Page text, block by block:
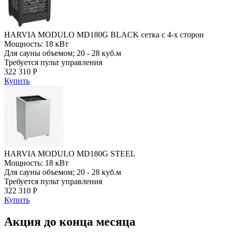
HARVIA MODULO MD180G BLACK сетка с 4-х сторон
Мощность: 18 кВт
Для сауны объемом; 20 - 28 куб.м
Требуется пульт управления
322 310 Р
Купить
HARVIA MODULO MD180G STEEL
Мощность: 18 кВт
Для сауны объемом; 20 - 28 куб.м
Требуется пульт управления
322 310 Р
Купить
Акция до конца месяца